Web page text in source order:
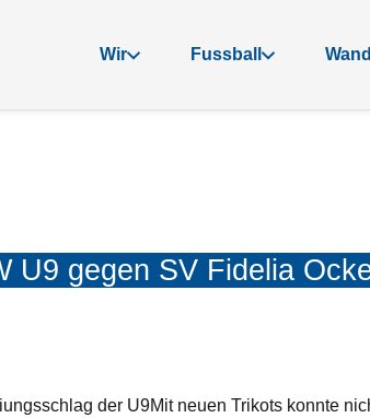
Wir Fussball
U9 gegen SV Fidelia
der U9Mit neuen Trikots konnte